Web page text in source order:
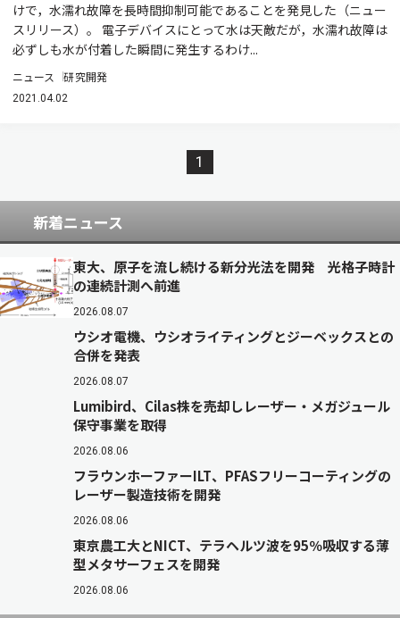
けで，水濡れ故障を長時間抑制可能であることを発見した（ニュー
スリリース）。 電子デバイスにとって水は天敵だが，水濡れ故障は
必ずしも水が付着した瞬間に発生するわけ...
ニュース 研究開発
2021.04.02
1
新着ニュース
東大、原子を流し続ける新分光法を開発 光格子時計
の連続計測へ前進
2026.08.07
ウシオ電機、ウシオライティングとジーベックスとの
合併を発表
2026.08.07
Lumibird、Cilas株を売却しレーザー・メガジュール
保守事業を取得
2026.08.06
フラウンホーファーILT、PFASフリーコーティングの
レーザー製造技術を開発
2026.08.06
東京農工大とNICT、テラヘルツ波を95％吸収する薄
型メタサーフェスを開発
2026.08.06